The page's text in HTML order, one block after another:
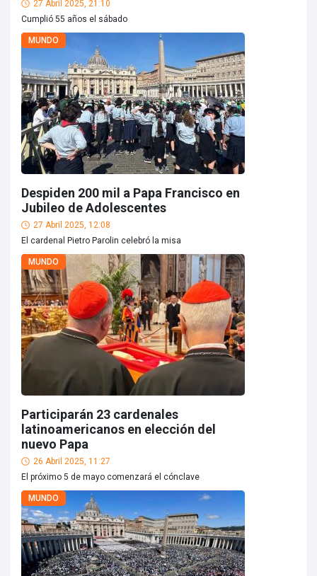
27 Abril 2025, 21:10
Cumplió 55 años el sábado
MUNDO
Despiden 200 mil a Papa Francisco en
Jubileo de Adolescentes
27 Abril 2025, 12:08
El cardenal Pietro Parolin celebró la misa
MUNDO
Participarán 23 cardenales
latinoamericanos en elección del
nuevo Papa
26 Abril 2025, 11:27
El próximo 5 de mayo comenzará el cónclave
MUNDO